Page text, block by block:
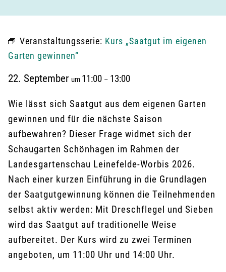
Veranstaltungsserie: Kurs „Saatgut im eigenen
Garten gewinnen“
22. September um 11:00 – 13:00
Wie lässt sich Saatgut aus dem eigenen Garten
gewinnen und für die nächste Saison
aufbewahren? Dieser Frage widmet sich der
Schaugarten Schönhagen im Rahmen der
Landesgartenschau Leinefelde-Worbis 2026.
Nach einer kurzen Einführung in die Grundlagen
der Saatgutgewinnung können die Teilnehmenden
selbst aktiv werden: Mit Dreschflegel und Sieben
wird das Saatgut auf traditionelle Weise
aufbereitet. Der Kurs wird zu zwei Terminen
angeboten, um 11:00 Uhr und 14:00 Uhr.